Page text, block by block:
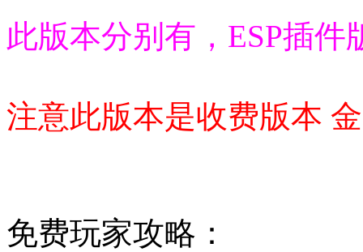
此版本分别有，ESP插
注意此版本是收费版本
免费玩家攻略：